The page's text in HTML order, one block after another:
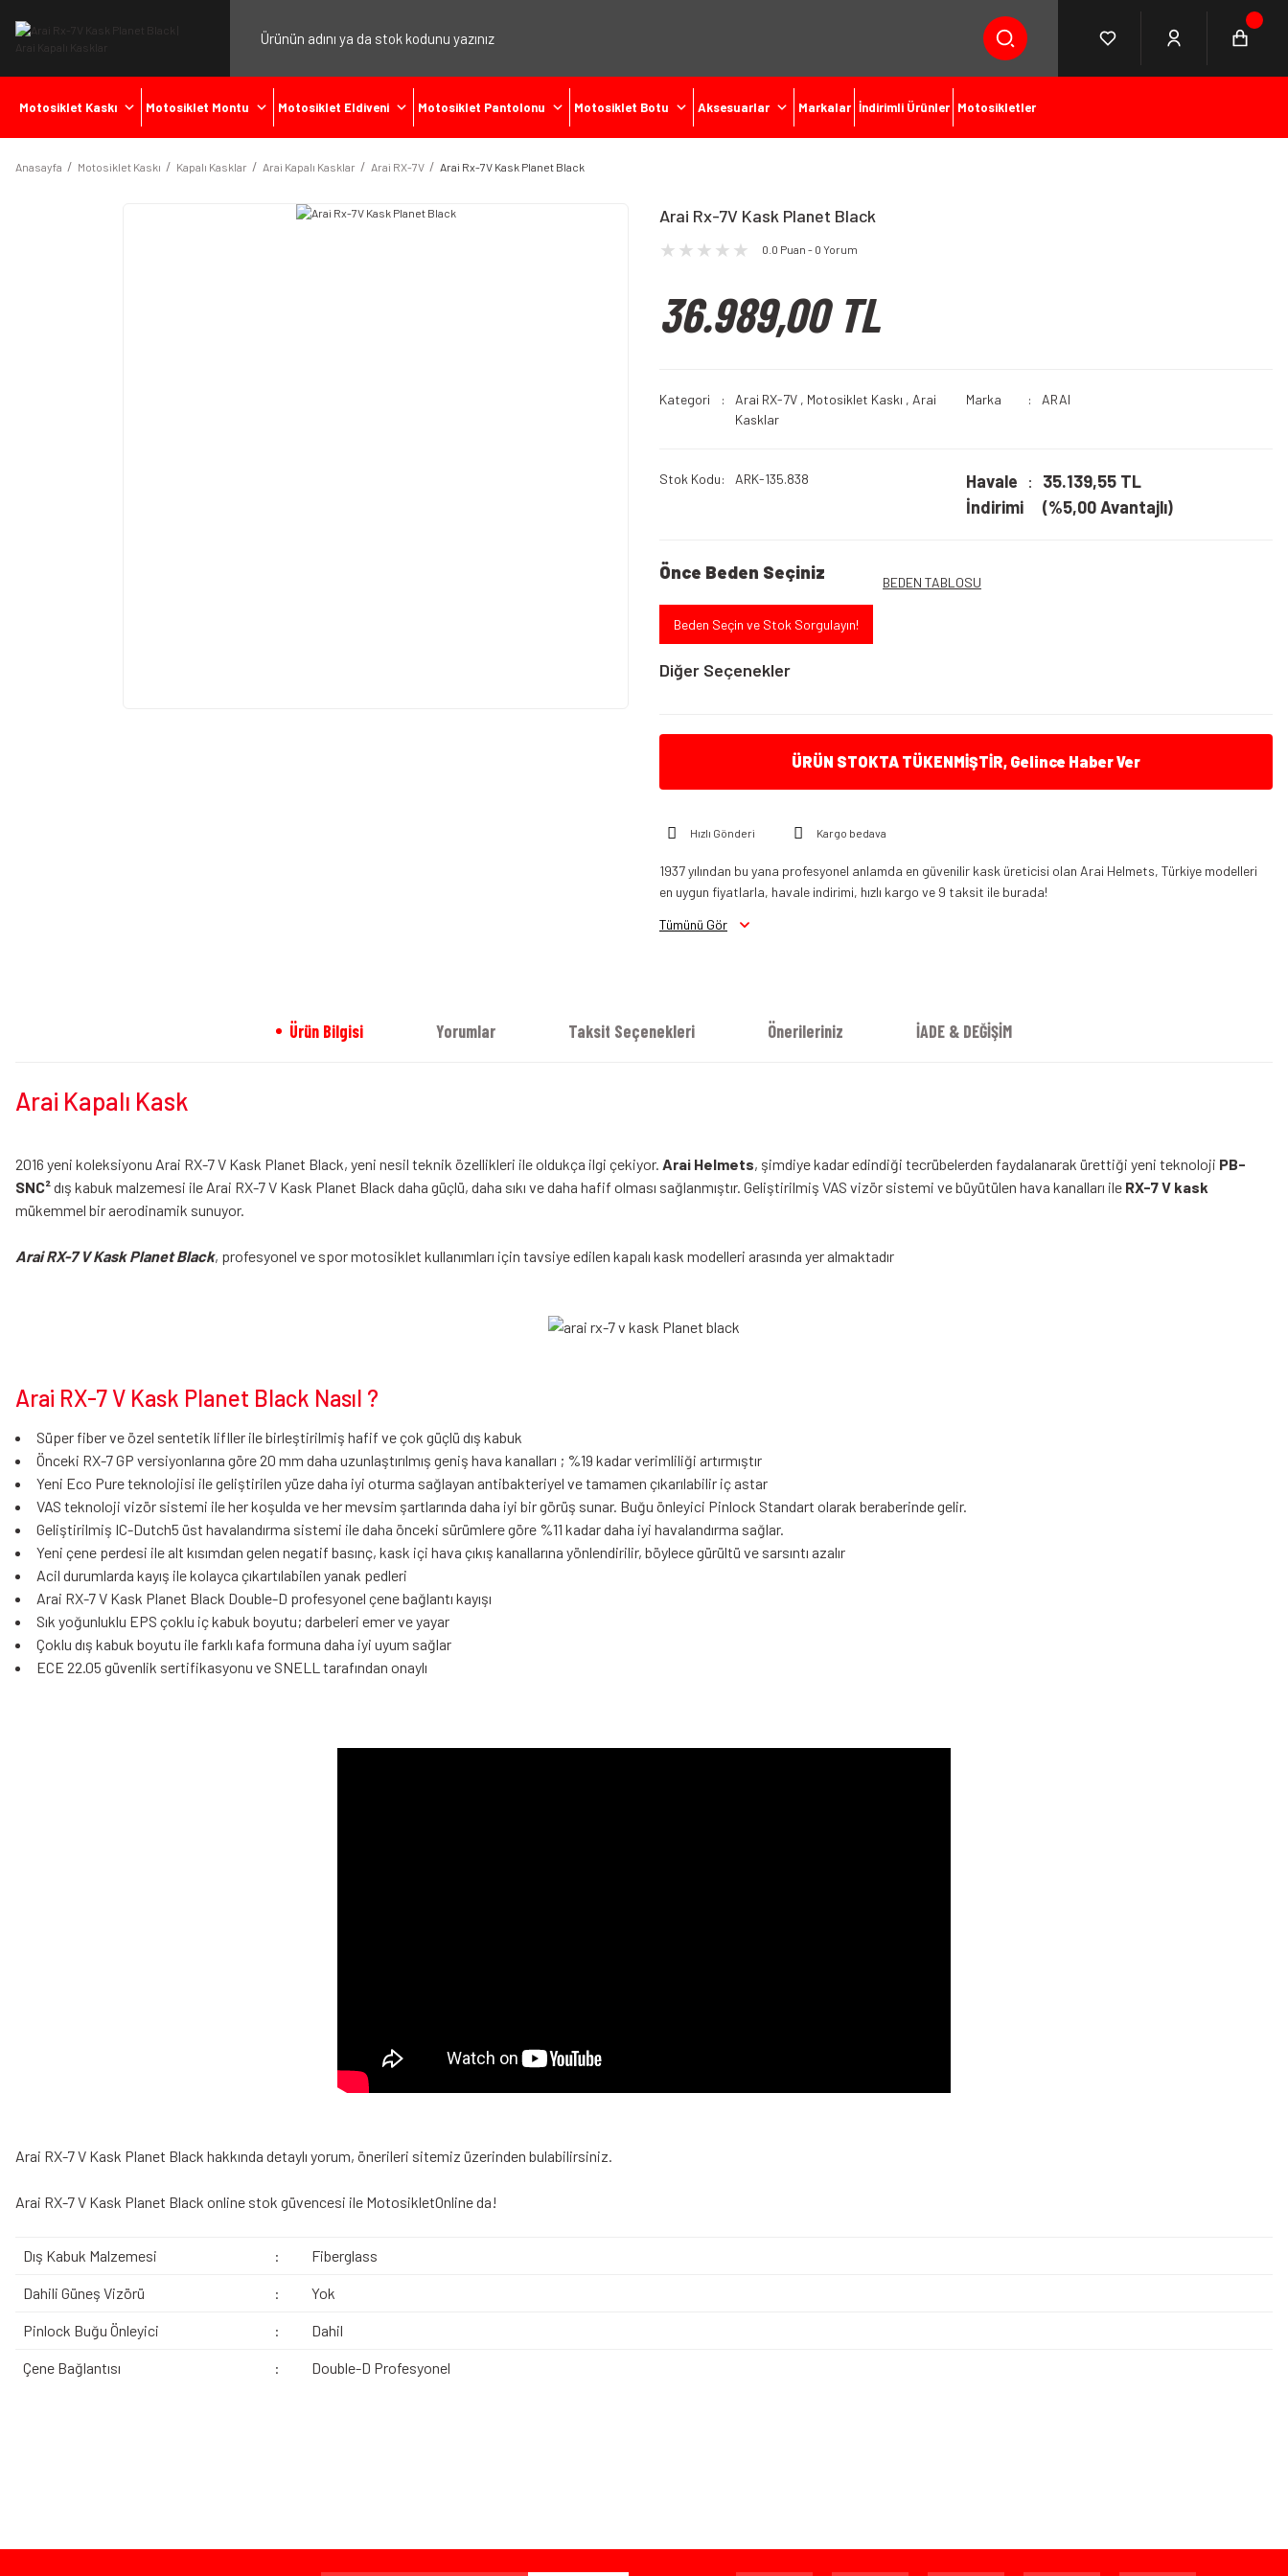
Motosiklet Kaskı Motosiklet Montu Motosiklet Eldiveni Motosiklet Pantolonu Motosiklet Botu Aksesuarlar Markalar İndirimli Ürünler Motosikletler
Anasayfa Motosiklet Kaskı Kapalı Kasklar Arai Kapalı Kasklar Arai RX-7V Arai Rx-7V Kask Planet Black
Arai Rx-7V Kask Planet Black
0.0 Puan - 0 Yorum
36.989,00 TL
Kategori Arai RX-7V , Motosiklet Kaskı , Arai
Kasklar
Marka ARAI
Stok Kodu ARK-135.838
Havale
İndirimi
35.139,55 TL
(%5,00 Avantajlı)
Önce Beden Seçiniz BEDEN TABLOSU
Beden Seçin ve Stok Sorgulayın!
Diğer Seçenekler
Arai RX7 V Evo Kask Parlak Siyah
Arai RX7 V Evo Kask Siyah
ÜRÜN STOKTA TÜKENMİŞTİR, Gelince Haber Ver
Hızlı Gönderi Kargo bedava
1937 yılından bu yana profesyonel anlamda en güvenilir kask üreticisi olan Arai Helmets, Türkiye modelleri
en uygun fiyatlarla, havale indirimi, hızlı kargo ve 9 taksit ile burada!
Tümünü Gör
Ürün Bilgisi Yorumlar Taksit Seçenekleri Önerileriniz İADE & DEĞİŞİM
Arai Kapalı Kask
2016 yeni koleksiyonu Arai RX-7 V Kask Planet Black, yeni nesil teknik özellikleri ile oldukça ilgi çekiyor. Arai Helmets, şimdiye kadar edindiği tecrübelerden faydalanarak ürettiği yeni teknoloji PB-
SNC²dış kabuk malzemesi ile Arai RX-7 V Kask Planet Black daha güçlü, daha sıkı ve daha hafif olması sağlanmıştır. Geliştirilmiş VAS vizör sistemi ve büyütülen hava kanalları ile RX-7 V kask
mükemmel bir aerodinamik sunuyor.
Arai RX-7 V Kask Planet Black, profesyonel ve spor motosiklet kullanımları için tavsiye edilen kapalı kask modelleri arasında yer almaktadır
Arai RX-7 V Kask Planet Black Nasıl ?
Süper fiber ve özel sentetik lifller ile birleştirilmiş hafif ve çok güçlü dış kabuk
Önceki RX-7 GP versiyonlarına göre 20 mm daha uzunlaştırılmış geniş hava kanalları ; %19 kadar verimliliği artırmıştır
Yeni Eco Pure teknolojisi ile geliştirilen yüze daha iyi oturma sağlayan antibakteriyel ve tamamen çıkarılabilir iç astar
VAS teknoloji vizör sistemi ile her koşulda ve her mevsim şartlarında daha iyi bir görüş sunar. Buğu önleyici Pinlock Standart olarak beraberinde gelir.
Geliştirilmiş IC-Dutch5 üst havalandırma sistemi ile daha önceki sürümlere göre %11 kadar daha iyi havalandırma sağlar.
Yeni çene perdesi ile alt kısımdan gelen negatif basınç, kask içi hava çıkış kanallarına yönlendirilir, böylece gürültü ve sarsıntı azalır
Acil durumlarda kayış ile kolayca çıkartılabilen yanak pedleri
Arai RX-7 V Kask Planet Black Double-D profesyonel çene bağlantı kayışı
Sık yoğunluklu EPS çoklu iç kabuk boyutu; darbeleri emer ve yayar
Çoklu dış kabuk boyutu ile farklı kafa formuna daha iyi uyum sağlar
ECE 22.05 güvenlik sertifikasyonu ve SNELL tarafından onaylı
Arai RX-7 V Kask Planet Black hakkında detaylı yorum, önerileri sitemiz üzerinden bulabilirsiniz.
Arai RX-7 V Kask Planet Black online stok güvencesi ile MotosikletOnline da!
Dış Kabuk Malzemesi : Fiberglass
Dahili Güneş Vizörü : Yok
Pinlock Buğu Önleyici : Dahil
Çene Bağlantısı : Double-D Profesyonel
Ürün bilgilerinde hatalar bulunuyor.